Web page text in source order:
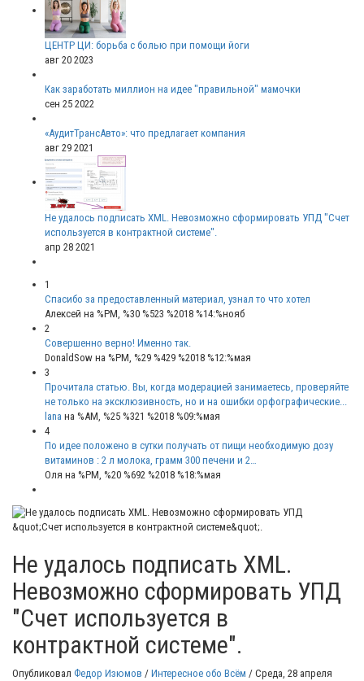
ЦЕНТР ЦИ: борьба с болью при помощи йоги
авг 20 2023
Как заработать миллион на идее "правильной" мамочки
сен 25 2022
«АудитТрансАвто»: что предлагает компания
авг 29 2021
Не удалось подписать XML. Невозможно сформировать УПД "Счет
используется в контрактной системе".
апр 28 2021
1
Спасибо за предоставленный материал, узнал то что хотел
Алексей на %PM, %30 %523 %2018 %14:%нояб
2
Совершенно верно! Именно так.
DonaldSow на %PM, %29 %429 %2018 %12:%мая
3
Прочитала статью. Вы, когда модерацией занимаетесь, проверяйте
не только на эксклюзивность, но и на ошибки орфографические...
lana на %AM, %25 %321 %2018 %09:%мая
4
По идее положено в сутки получать от пищи необходимую дозу
витаминов : 2 л молока, грамм 300 печени и 2…
Оля на %PM, %20 %692 %2018 %18:%мая
Не удалось подписать XML.
Невозможно сформировать УПД
"Счет используется в
контрактной системе".
Опубликовал Федор Изюмов / Интересное обо Всём / Среда, 28 апреля